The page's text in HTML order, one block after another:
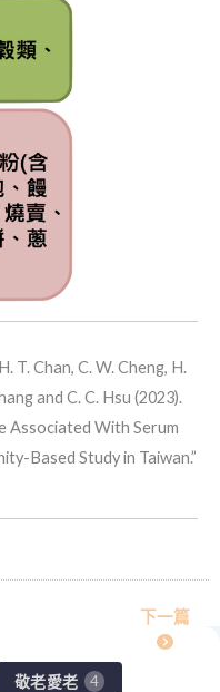
T. Chan, C. W. Cheng, H.
and C. C. Hsu (2023).
With Serum
Based Study in Taiwan.”
下一篇
敬老愛老 4